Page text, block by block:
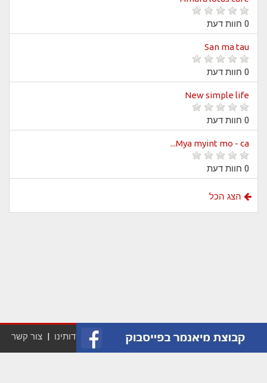
0 חוות דעת
San ma tau
0 חוות דעת
New simple life
0 חוות דעת
Mya myint mo - ca...
0 חוות דעת
הצג הכל
פרסם כאן|מדיניות פרטיות|תנאי שימוש| אודותינו |צור קשר